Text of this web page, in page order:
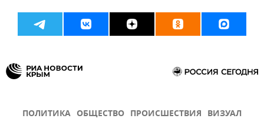
ПОЛИТИКА ОБЩЕСТВО ПРОИСШЕСТВИЯ ВИЗУАЛ